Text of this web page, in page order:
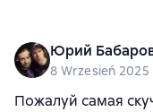
Юрий
8 Wrzesień 2025
Пожалуй самая